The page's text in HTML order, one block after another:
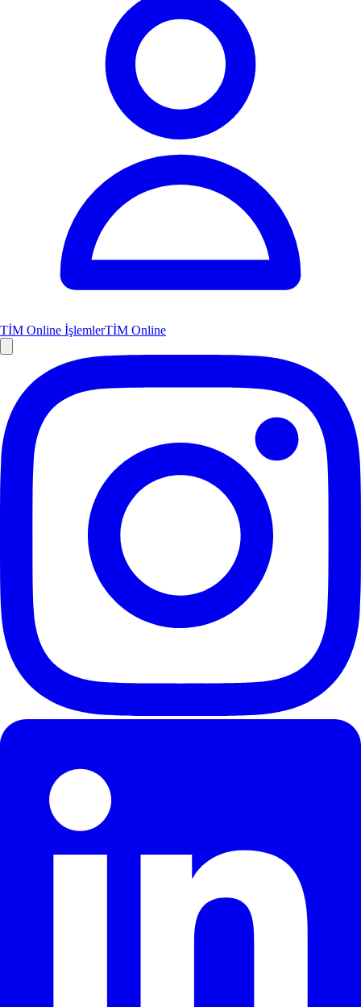
TİM Online İşlemlerTİM Online